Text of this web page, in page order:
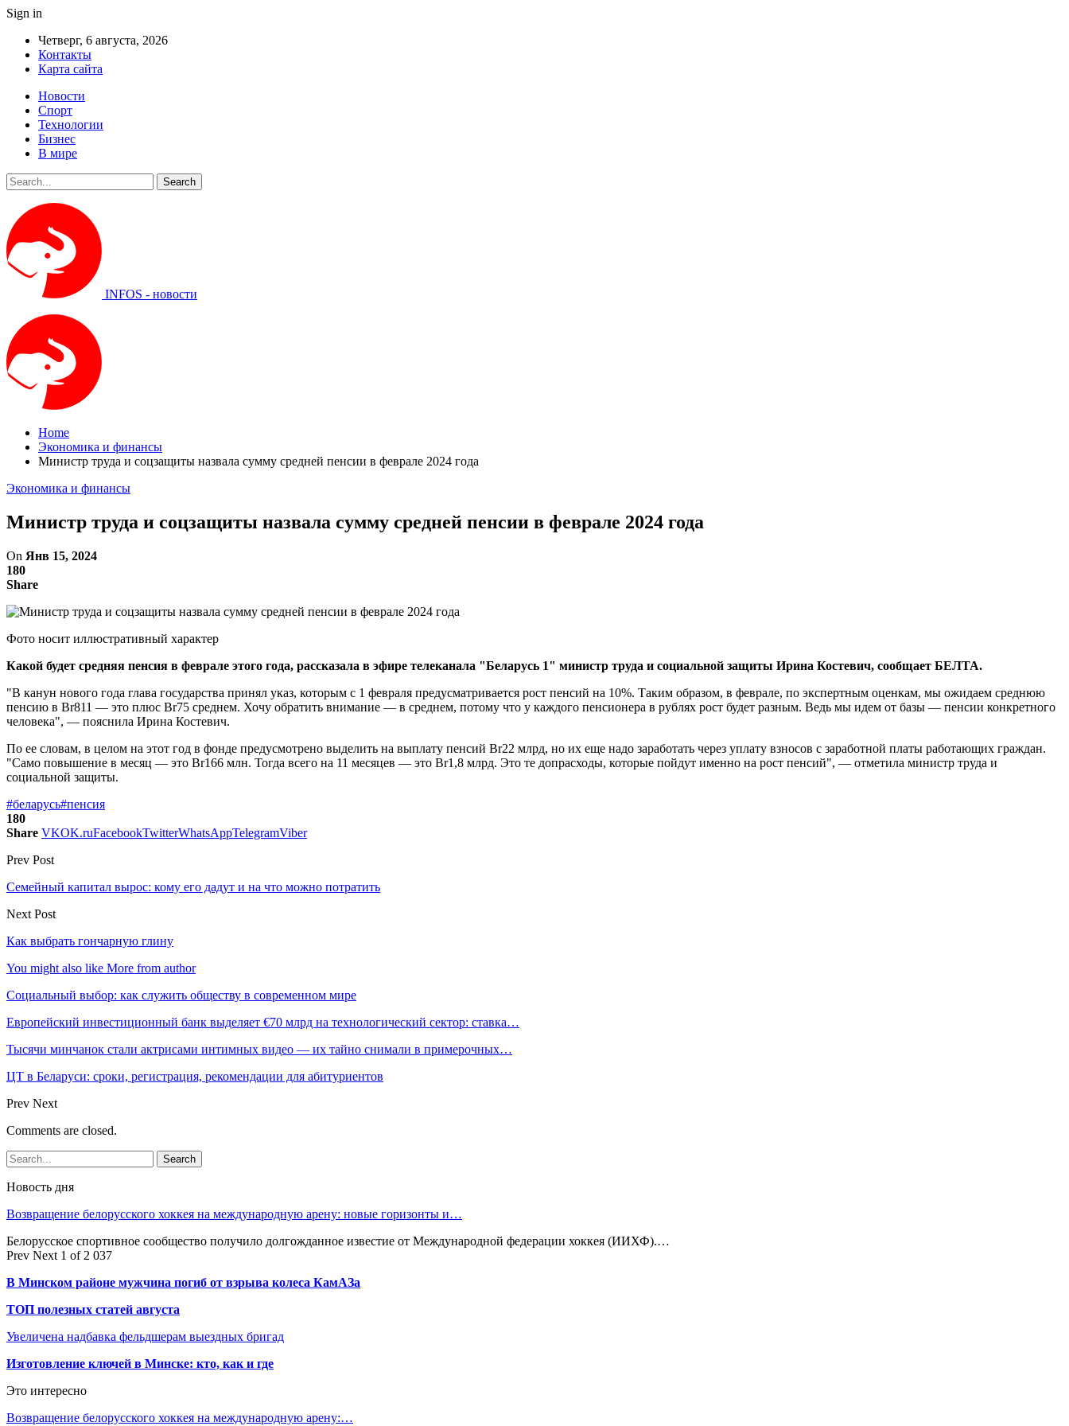
Sign in
Четверг, 6 августа, 2026
Контакты
Карта сайта
Новости
Спорт
Технологии
Бизнес
В мире
INFOS - новости
Home
Экономика и финансы
Министр труда и соцзащиты назвала сумму средней пенсии в феврале 2024 года
Экономика и финансы
Министр труда и соцзащиты назвала сумму средней пенсии в феврале 2024 года
On Янв 15, 2024
180
Share
Фото носит иллюстративный характер
Какой будет средняя пенсия в феврале этого года, рассказала в эфире телеканала "Беларусь 1" министр труда и социальной защиты Ирина Костевич, сообщает БЕЛТА.
"В канун нового года глава государства принял указ, которым с 1 февраля предусматривается рост пенсий на 10%. Таким образом, в феврале, по экспертным оценкам, мы ожидаем среднюю
пенсию в Br811 — это плюс Br75 среднем. Хочу обратить внимание — в среднем, потому что у каждого пенсионера в рублях рост будет разным. Ведь мы идем от базы — пенсии конкретного
человека", — пояснила Ирина Костевич.
По ее словам, в целом на этот год в фонде предусмотрено выделить на выплату пенсий Br22 млрд, но их еще надо заработать через уплату взносов с заработной платы работающих граждан.
"Само повышение в месяц — это Br166 млн. Тогда всего на 11 месяцев — это Br1,8 млрд. Это те допрасходы, которые пойдут именно на рост пенсий", — отметила министр труда и
социальной защиты.
#беларусь#пенсия
180
Share VKOK.ruFacebookTwitterWhatsAppTelegramViber
Prev Post
Семейный капитал вырос: кому его дадут и на что можно потратить
Next Post
Как выбрать гончарную глину
You might also like More from author
Социальный выбор: как служить обществу в современном мире
Европейский инвестиционный банк выделяет €70 млрд на технологический сектор: ставка…
Тысячи минчанок стали актрисами интимных видео — их тайно снимали в примерочных…
ЦТ в Беларуси: сроки, регистрация, рекомендации для абитуриентов
Prev Next
Comments are closed.
Новость дня
Возвращение белорусского хоккея на международную арену: новые горизонты и…
Белорусское спортивное сообщество получило долгожданное известие от Международной федерации хоккея (ИИХФ).…
Prev Next 1 of 2 037
В Минском районе мужчина погиб от взрыва колеса КамАЗа
ТОП полезных статей августа
Увеличена надбавка фельдшерам выездных бригад
Изготовление ключей в Минске: кто, как и где
Это интересно
Возвращение белорусского хоккея на международную арену:…